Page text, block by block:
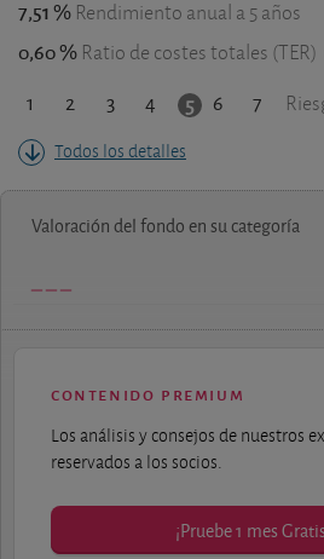
7,51 % Rendimiento anual a 5 años
0,60 % Ratio de costes totales (TER)
1 2 3 4 5 6 7
Todos los detalles
Valoración del fondo en su categoría
contenido premium
Los análisis y consejos de nuestros
reservados a los socios.
¡Pruebe 1 mes